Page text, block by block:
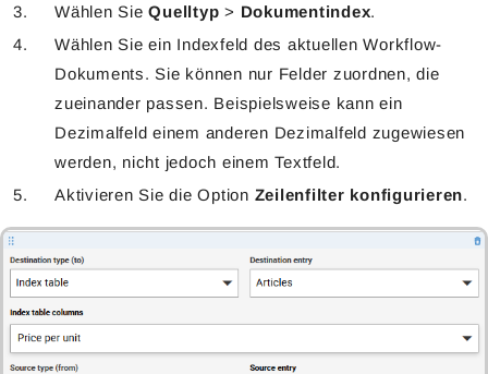
Wählen SieQuelltyp > Dokumentindex.
Wählen Sie ein Indexfeld des aktuellen Workflow-
Dokuments.Sie können nur Felder zuordnen, die
zueinander passen. Beispielsweise kann ein
Dezimalfeld einem anderen Dezimalfeld zugewiesen
werden, nicht jedoch einem Textfeld.
Aktivieren Sie die Option Zeilenfilter konfigurieren.